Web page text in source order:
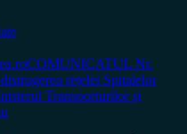
COMUNICATUL Nr.
rețelei Spitalelor
Transporturilor și